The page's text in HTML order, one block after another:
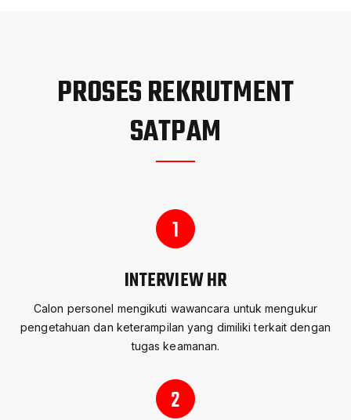
PROSES REKRUTMENT
SATPAM
1
INTERVIEW HR
Calon personel mengikuti wawancara untuk mengukur
pengetahuan dan keterampilan yang dimiliki terkait dengan
tugas keamanan.
2